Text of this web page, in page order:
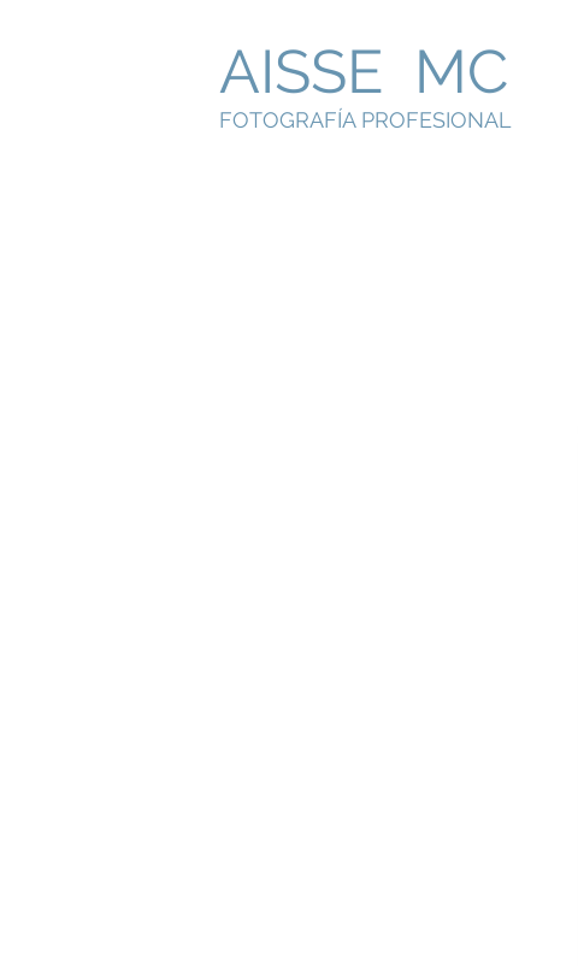
AISSE MC
FOTOGRAFÍA PROFESIONAL